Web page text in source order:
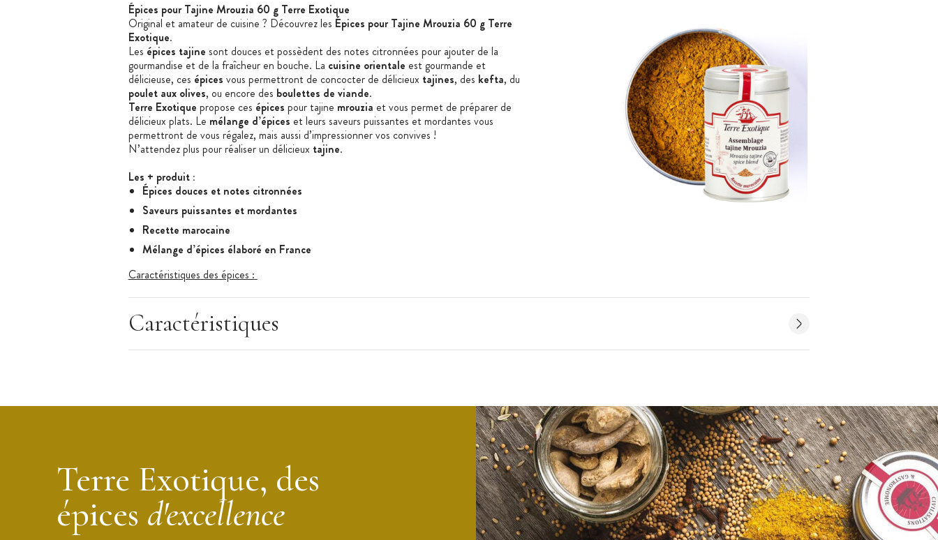
Épices pour Tajine Mrouzia 60 g Terre Exotique
Original et amateur de cuisine ? Découvrez les Épices pour Tajine Mrouzia 60 g Terre
Exotique.
Les épices tajine sont douces et possèdent des notes citronnées pour ajouter de la
gourmandise et de la fraîcheur en bouche. La cuisine orientale est gourmande et
délicieuse, ces épices vous permettront de concocter de délicieux tajines, des kefta, du
poulet aux olives, ou encore des boulettes de viande.
Terre Exotique propose ces épices pour tajine mrouzia et vous permet de préparer de
délicieux plats. Le mélange d’épices et leurs saveurs puissantes et mordantes vous
permettront de vous régalez, mais aussi d’impressionner vos convives !
N’attendez plus pour réaliser un délicieux tajine.
Les + produit :
Épices douces et notes citronnées
Saveurs puissantes et mordantes
Recette marocaine
Mélange d’épices élaboré en France
Caractéristiques des épices :
Ingrédients :curcuma (Inde), coriandre, gingembre, cumin, baie rose, cannelle,
combava, piment de Jamaïque, sucre roux, paprika, poivre noir, cardamome verte, clou
de girofle, noix de muscade, pétales de rose
Utilisation :tajines, vi
andes, volailles, légumes, soupes
Recettemarocaine
Origine : France
Caractéristiques
Terre Exotique, des
épices d'excellence